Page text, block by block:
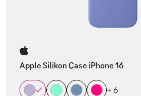
Apple Silikon Case iPhone 16
+ 6